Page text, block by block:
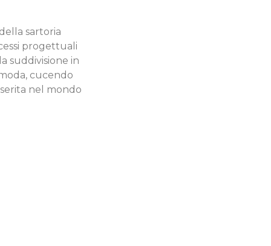
sartoria
progettuali
suddivisione in
cucendo
nel mondo